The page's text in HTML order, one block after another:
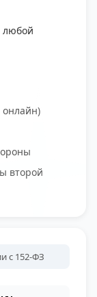
любой
второй
с 152-ФЗ